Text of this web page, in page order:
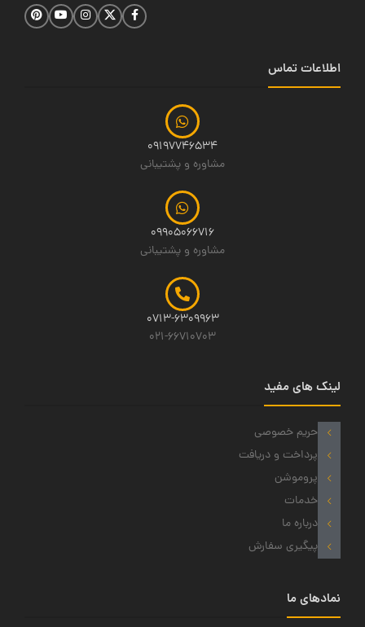
اطلاعات تماس
09197746534
مشاوره و پشتیبانی
09905066716
مشاوره و پشتیبانی
0713-6309963
021-66710703
لینک های مفید
حریم خصوصی
پرداخت و دریافت
پروموشن
خدمات
درباره ما
پیگیری سفارش
نمادهای ما